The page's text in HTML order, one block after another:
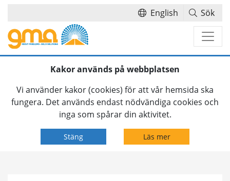
Hoppa över navigationsmenyn
English Sök
Kakor används på webbplatsen
Vi använder kakor (cookies) för att vår hemsida ska
fungera. Det används endast nödvändiga cookies och
inga som spårar din aktivitet.
Stäng Läs mer